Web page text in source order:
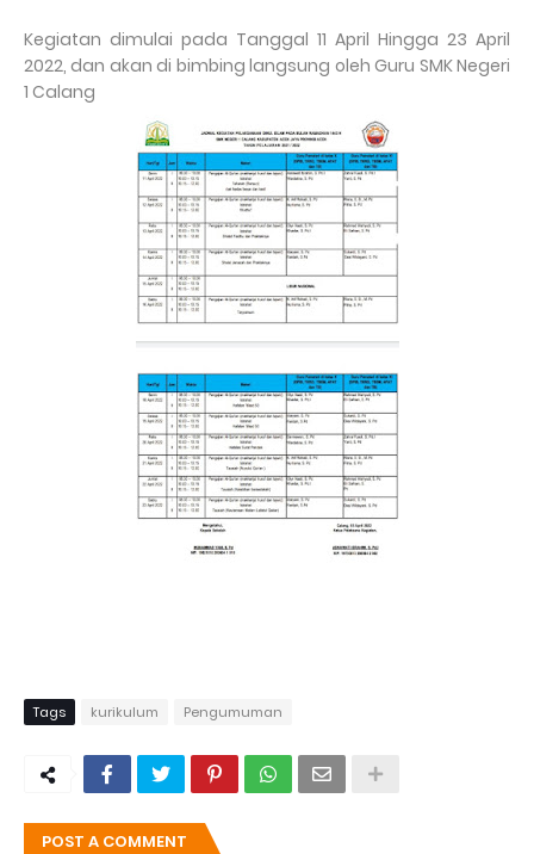
Kegiatan dimulai pada Tanggal 11 April Hingga 23 April
2022, dan akan di bimbing langsung oleh Guru SMK Negeri
1 Calang
Tags kurikulum Pengumuman
POST A COMMENT